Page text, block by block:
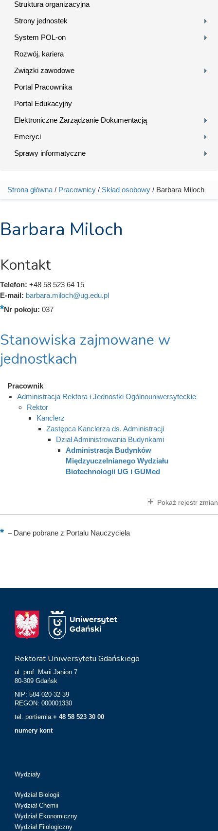
Struktura organizacyjna
Strony jednostek
System POL-on
Rozwój, kariera
Związki zawodowe
Portal Pracownika
Portal Edukacyjny
Elektroniczne Zarządzanie Dokumentacją
Emeryci
Sprawy informatyczne
Jesteś tutaj
Strona główna / Pracownicy / Skład osobowy / Barbara Miloch
Barbara Miloch
Kontakt
Telefon: +48 58 523 64 15
E-mail: barbara.miloch@ug.edu.pl
Nr pokoju: 037
Stanowiska zajmowane w
jednostkach
Pracownik
Administracja Rektora i Jednostki Ogólnouniwersyteckie
Rektor
Kanclerz
Zastępca Kanclerza ds. Administracji
Dział Administrowania Budynkami
Administracja Budynków
Międzyuczelnianego Wydziału
Biotechnologii UG i GUMed
Pokaż rejestr zmian
–Dane pobrane z Portalu Nauczyciela
Rektorat Uniwersytetu Gdańskiego
ul. prof. Marii Janion 7
80-309 Gdańsk
NIP: 584-020-32-39
REGON: 000001330
tel. portiernia:+ 48 58 523 30 00
numery kont
Wydziały
Wydział Biologii
Wydział Chemii
Wydział Ekonomiczny
Wydział Filologiczny